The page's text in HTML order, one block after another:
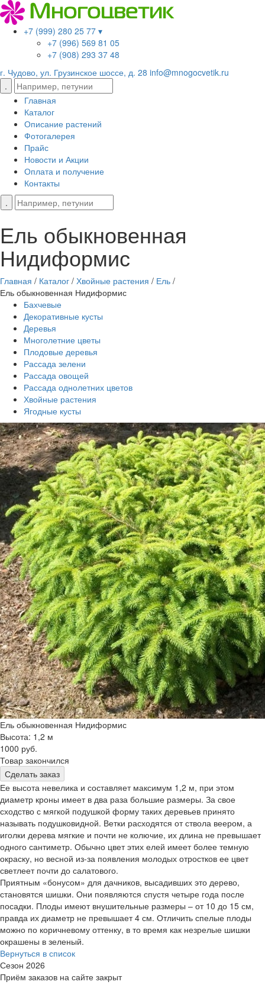
+7 (999) 280 25 77 ▾
+7 (996) 569 81 05
+7 (908) 293 37 48
г. Чудово, ул. Грузинское шоссе, д. 28 info@mnogocvetik.ru
Главная
Каталог
Описание растений
Фотогалерея
Прайс
Новости и Акции
Оплата и получение
Контакты
Ель обыкновенная
Нидиформис
Главная / Каталог / Хвойные растения / Ель /
Ель обыкновенная Нидиформис
Бахчевые
Декоративные кусты
Деревья
Многолетние цветы
Плодовые деревья
Рассада зелени
Рассада овощей
Рассада однолетних цветов
Хвойные растения
Ягодные кусты
Ель обыкновенная Нидиформис
Высота: 1,2 м
1000 руб.
Товар закончился
Сделать заказ
Ее высота невелика и составляет максимум 1,2 м, при этом
диаметр кроны имеет в два раза большие размеры. За свое
сходство с мягкой подушкой форму таких деревьев принято
называть подушковидной. Ветки расходятся от ствола веером, а
иголки дерева мягкие и почти не колючие, их длина не превышает
одного сантиметр. Обычно цвет этих елей имеет более темную
окраску, но весной из-за появления молодых отростков ее цвет
светлеет почти до салатового.
Приятным «бонусом» для дачников, высадивших это дерево,
становятся шишки. Они появляются спустя четыре года после
посадки. Плоды имеют внушительные размеры – от 10 до 15 см,
правда их диаметр не превышает 4 см. Отличить спелые плоды
можно по коричневому оттенку, в то время как незрелые шишки
окрашены в зеленый.
Вернуться в список
Сезон 2026
Приём заказов на сайте закрыт